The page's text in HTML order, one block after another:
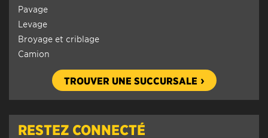
Pavage
Levage
Broyage et criblage
Camion
TROUVER UNE SUCCURSALE
RESTEZ CONNECTÉ